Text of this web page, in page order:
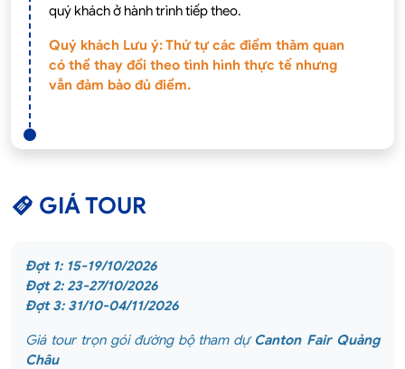
quý khách ở hành trình tiếp theo.
Quý khách Lưu ý: Thứ tự các điểm thăm quan
có thể thay đổi theo tình hình thực tế nhưng
vẫn đảm bảo đủ điểm.
GIÁ TOUR
Đợt 1: 15-19/10/2026
Đợt 2: 23-27/10/2026
Đợt 3: 31/10-04/11/2026
Giá tour trọn gói đường bộ tham dựCanton Fair Quảng
Châu